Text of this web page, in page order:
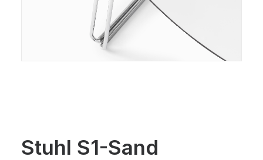
Stuhl S1-Sand